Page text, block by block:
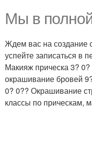
Мы в
Ждем вас на создание
успейте записаться в
Макияж прическа 3?
окрашивание бровей
0? 0?? Окрашивание
классы по прическам,